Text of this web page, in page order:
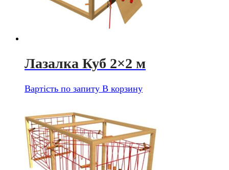
Лазалка Куб 2×2 м
Вартість по запиту В корзину